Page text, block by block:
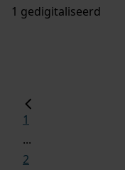
1 gedigitaliseerd
1
...
2